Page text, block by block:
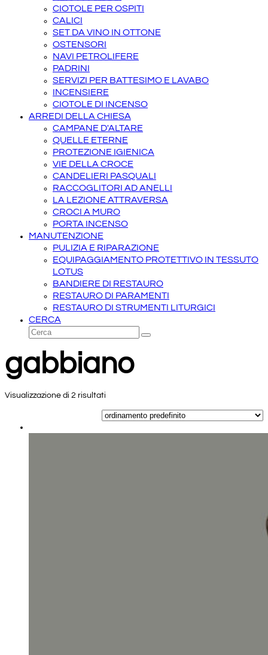
CIOTOLE PER OSPITI
CALICI
SET DA VINO IN OTTONE
OSTENSORI
NAVI PETROLIFERE
PADRINI
SERVIZI PER BATTESIMO E LAVABO
INCENSIERE
CIOTOLE DI INCENSO
ARREDI DELLA CHIESA
CAMPANE D'ALTARE
QUELLE ETERNE
PROTEZIONE IGIENICA
VIE DELLA CROCE
CANDELIERI PASQUALI
RACCOGLITORI AD ANELLI
LA LEZIONE ATTRAVERSA
CROCI A MURO
PORTA INCENSO
MANUTENZIONE
PULIZIA E RIPARAZIONE
EQUIPAGGIAMENTO PROTETTIVO IN TESSUTO
LOTUS
BANDIERE DI RESTAURO
RESTAURO DI PARAMENTI
RESTAURO DI STRUMENTI LITURGICI
CERCA
Cerca
Invia
gabbiano
Visualizzazione di 2 risultati